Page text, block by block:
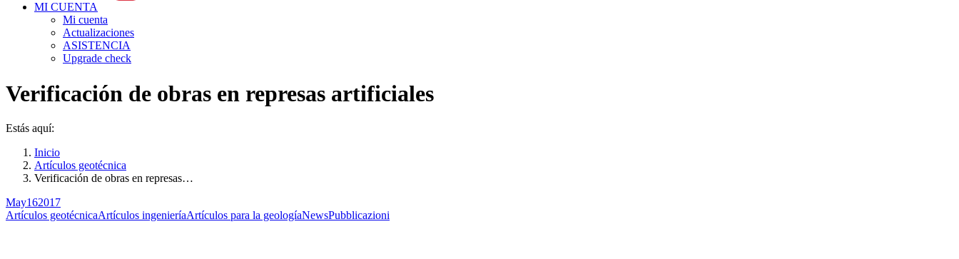
MI CUENTA
Mi cuenta
Actualizaciones
ASISTENCIA
Upgrade check
Verificación de obras en represas artificiales
Estás aquí:
Inicio
Artículos geotécnica
Verificación de obras en represas…
May162017
Artículos geotécnicaArtículos ingenieríaArtículos para la geologíaNewsPubblicazioni